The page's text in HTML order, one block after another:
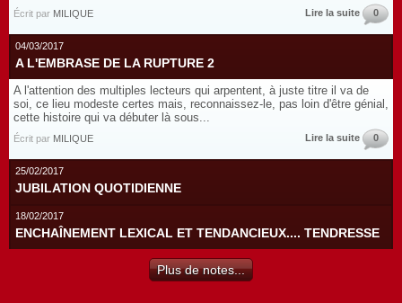
Écrit par MILIQUE Lire la suite 0
04/03/2017
A L'EMBRASE DE LA RUPTURE 2
A l'attention des multiples lecteurs qui arpentent, à juste titre il va de
soi, ce lieu modeste certes mais, reconnaissez-le, pas loin d'être génial,
cette histoire qui va débuter là sous...
Écrit par MILIQUE Lire la suite 0
25/02/2017
JUBILATION QUOTIDIENNE
18/02/2017
ENCHAÎNEMENT LEXICAL ET TENDANCIEUX.... TENDRESSE
Plus de notes...